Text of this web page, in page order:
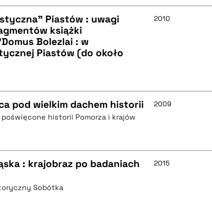
Piastów : uwagi
książki
Bolezlai : w
Piastów (do około
2010
pod wielkim dachem historii
historii Pomorza i krajów
2009
: krajobraz po badaniach
Sobótka
2015